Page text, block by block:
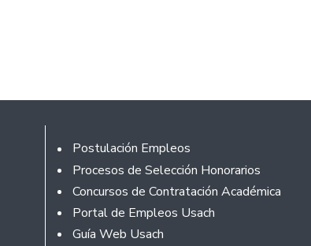
Rodapé
Postulación Empleos
Procesos de Selección Honorarios
Concursos de Contratación Académica
Portal de Empleos Usach
Guía Web Usach